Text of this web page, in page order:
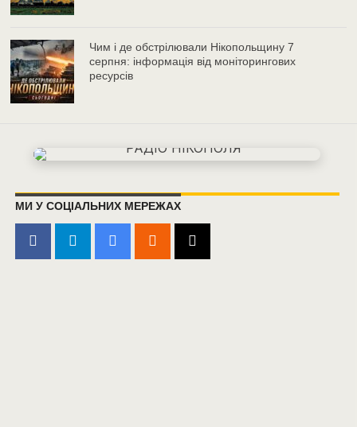
Чим і де обстрілювали Нікопольщину 7
серпня: інформація від моніторингових
ресурсів
МИ У СОЦІАЛЬНИХ МЕРЕЖАХ